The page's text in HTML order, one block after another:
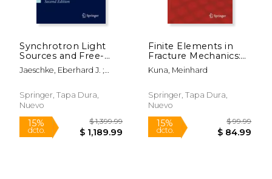
50% $ 24.34 50%
Synchrotron Light
Sources and Free-
Electron Lasers:
Accelerator Physics,
Science Applications
(en Inglés)
Jaeschke, Eberhard J. ;
Jochen R.
Springer, Tapa Dura,
Nuevo
Finite Elements in
Fracture Mechanics:
Theory - Numerics -
Applications (en
Kuna, Meinhard
Springer, Tapa Dura,
Nuevo